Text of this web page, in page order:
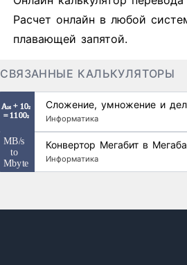
Расчет онлайн в любой
плавающей запятой.
СВЯЗАННЫЕ КАЛЬКУЛЯТОРЫ
Сложение, умножение и
Информатика
Конвертор Мегабит в
Информатика